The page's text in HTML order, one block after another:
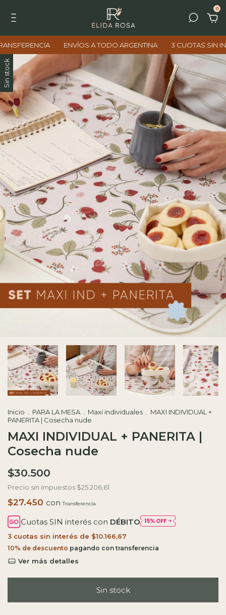
0
ENVÍOS A TODO ARGENTINA 3 CUOTAS SIN
Sin stock
Inicio PARA LA MESA Maxi individuales
MAXI INDIVIDUAL +
PANERITA | Cosecha nude
MAXI INDIVIDUAL + PANERITA |
Cosecha nude
$30.500
Precio sin impuestos $25.206,61
$27.450 con
Cuotas SIN interés con DÉBITO
3 cuotas sin interés de $10.166,67
10% de descuento
Ver más detalles